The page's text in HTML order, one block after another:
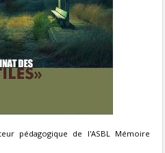
pédagogique de l'ASBL Mémoire